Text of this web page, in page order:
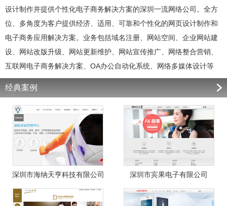
设计制作并提供个性化电子商务解决方案的深圳一流网络公司。全方
位、多角度为客户提供经济、适用、可靠和个性化的网页设计制作和
电子商务应用解决方案。业务包括域名注册、网站空间、企业网站建
设、网站改版升级、网站更新维护、网站宣传推广、网络整合营销、
互联网电子商务解决方案、OA办公自动化系统、网络多媒体设计等
经典案例
深圳市海纳天亨科技有限公司 深圳市宾果电子有限公司